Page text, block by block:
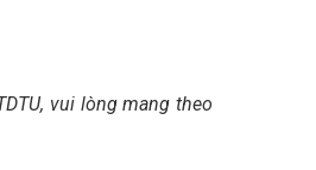
vui lòng mang theo